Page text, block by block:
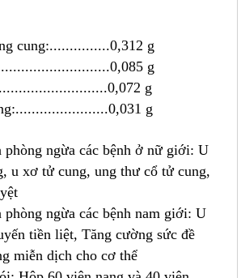
cung:...............0,312 g
g
g
g
ngừa các bệnh ở nữ giới: U
u xơ tử cung, ung thư cổ tử cung,
ngừa các bệnh nam giới: U
tiền liệt, Tăng cường sức đề
miễn dịch cho cơ thể